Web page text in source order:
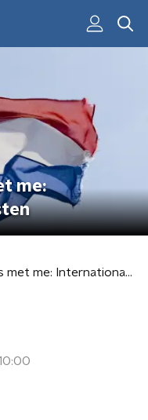
me:
Praat Nederlands met me: Internationale artiesten